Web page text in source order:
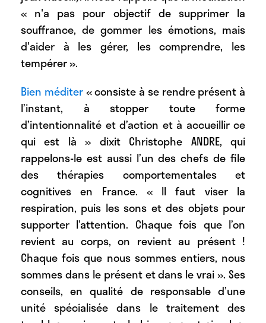
« n'a pas pour objectif de supprimer la
souffrance, de gommer les émotions, mais
d'aider à les gérer, les comprendre, les
tempérer ».
Bien méditer« consiste à se rendre présent à
l’instant, à stopper toute forme
d’intentionnalité et d’action et à accueillir ce
qui est là » dixit Christophe ANDRE, qui
rappelons-le est aussi l’un des chefs de file
des thérapies comportementales et
cognitives en France. « Il faut viser la
respiration, puis les sons et des objets pour
supporter l’attention. Chaque fois que l’on
revient au corps, on revient au présent !
Chaque fois que nous sommes entiers, nous
sommes dans le présent et dans le vrai ». Ses
conseils, en qualité de responsable d’une
unité spécialisée dans le traitement des